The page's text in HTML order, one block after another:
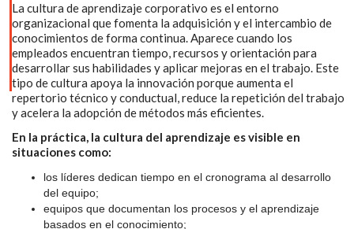
La cultura de aprendizaje corporativo es el entorno
organizacional que fomenta la adquisición y el intercambio de
conocimientos de forma continua. Aparece cuando los
empleados encuentran tiempo, recursos y orientación para
desarrollar sus habilidades y aplicar mejoras en el trabajo. Este
tipo de cultura apoya la innovación porque aumenta el
repertorio técnico y conductual, reduce la repetición del trabajo
y acelera la adopción de métodos más eficientes.
En la práctica, la cultura del aprendizaje es visible en
situaciones como:
los líderes dedican tiempo en el cronograma al desarrollo
del equipo;
equipos que documentan los procesos y el aprendizaje
basados en el conocimiento;